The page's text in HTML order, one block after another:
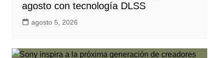
agosto con tecnología DLSS
agosto 5, 2026